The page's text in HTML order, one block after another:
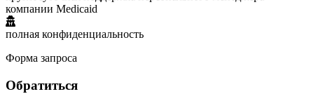
компании Medicaid
полная конфиденциальность
Форма запроса
Обратиться